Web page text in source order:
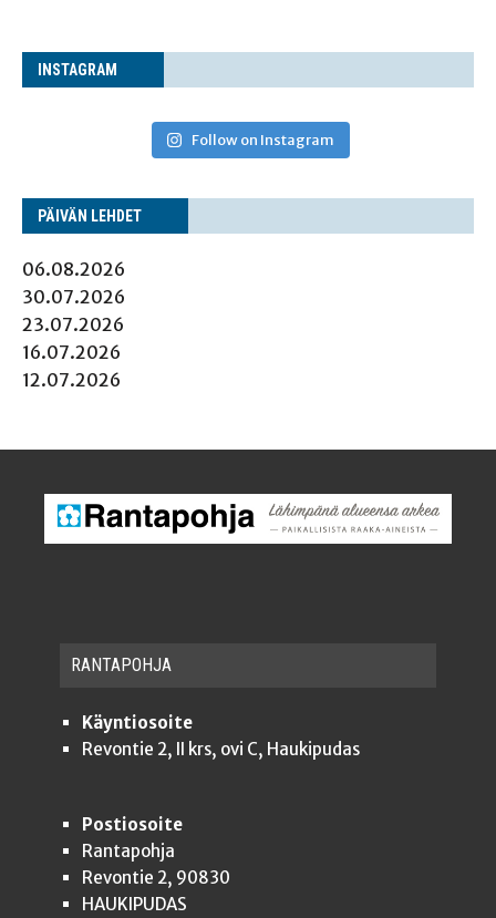
INS­TA­GRAM
Follow on Instagram
PÄI­VÄN LEHDET
06.08.2026
30.07.2026
23.07.2026
16.07.2026
12.07.2026
RAN­TA­POH­JA
Käyntiosoite
Revontie 2, II krs, ovi C, Haukipudas
Postiosoite
Rantapohja
Revontie 2, 90830
HAUKIPUDAS